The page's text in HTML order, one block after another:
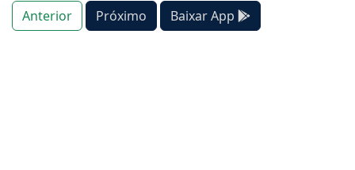
Anterior Próximo Baixar App